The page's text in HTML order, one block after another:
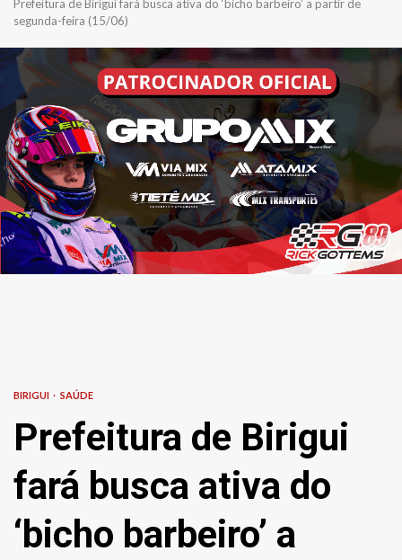
Prefeitura de Birigui fará busca ativa do ‘bicho barbeiro’ a partir de
segunda-feira (15/06)
BIRIGUI SAÚDE
Prefeitura de Birigui
fará busca ativa do
‘bicho barbeiro’ a